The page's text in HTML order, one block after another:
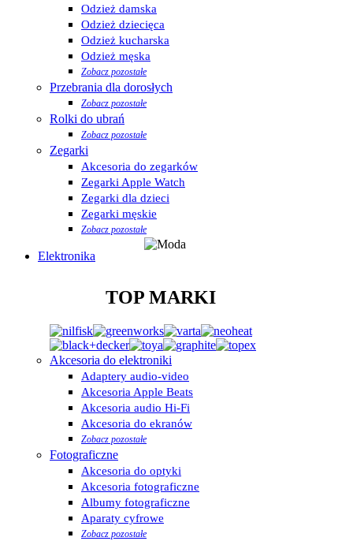
Odzież damska
Odzież dziecięca
Odzież kucharska
Odzież męska
Zobacz pozostałe
Przebrania dla dorosłych
Zobacz pozostałe
Rolki do ubrań
Zobacz pozostałe
Zegarki
Akcesoria do zegarków
Zegarki Apple Watch
Zegarki dla dzieci
Zegarki męskie
Zobacz pozostałe
Elektronika
TOP MARKI
Akcesoria do elektroniki
Adaptery audio-video
Akcesoria Apple Beats
Akcesoria audio Hi-Fi
Akcesoria do ekranów
Zobacz pozostałe
Fotograficzne
Akcesoria do optyki
Akcesoria fotograficzne
Albumy fotograficzne
Aparaty cyfrowe
Zobacz pozostałe